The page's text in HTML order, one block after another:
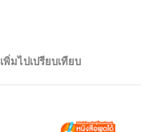
เพิ่มไปเปรียบเทียบ